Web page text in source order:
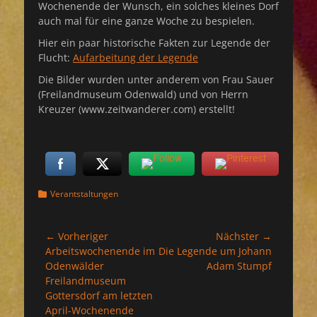
Wochenende der Wunsch, ein solches kleines Dorf
auch mal für eine ganze Woche zu bespielen.
Hier ein paar historische Fakten zur Legende der
Flucht: Aufarbeitung der Legende
Die Bilder wurden unter anderem von Frau Sauer
(Freilandmuseum Odenwald) und von Herrn
Kreuzer (www.zeitwanderer.com) erstellt!
Kategorien
Verantstaltungen
Beitragsnavigation
← Vorheriger
Vorheriger
Beitrag:
Arbeitswochenende im
Odenwälder
Freilandmuseum
Gottersdorf am letzten
April-Wochenende
Nächster →
Nächster
Die Legende um Johann
Adam Stumpf